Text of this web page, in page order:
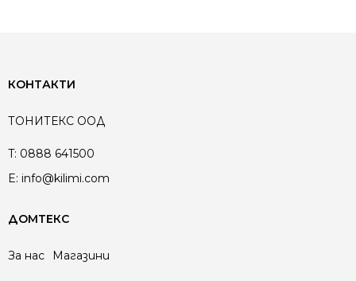
КОНТАКТИ
ТОНИТЕКС ООД
T: 0888 641500
E: info@kilimi.com
ДОМТЕКС
За нас Магазини